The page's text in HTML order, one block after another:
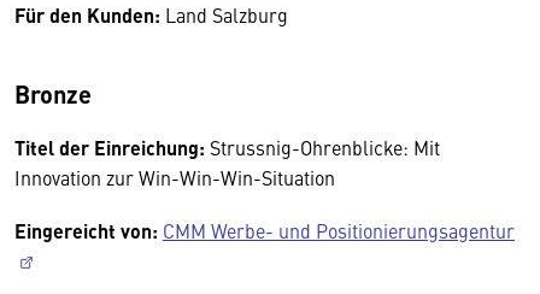
Für den Kunden: Land Salzburg
Bronze
Titel der Einreichung: Strussnig-Ohrenblicke: Mit
Innovation zur Win-Win-Win-Situation
Eingereicht von: CMM Werbe- und Positionierungsagentur